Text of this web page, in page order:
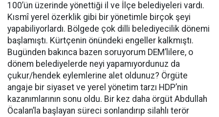
100’ün üzerinde yönettiği il ve İlçe belediyeleri vardı.
Kısmî yerel özerklik gibi bir yönetimle birçok şeyi
yapabiliyorlardı. Bölgede çok dilli belediyecilik dönemi
başlamıştı. Kürtçenin önündeki engeller kalkmıştı.
Bugünden bakınca bazen soruyorum DEM’lilere, o
dönem belediyelerde neyi yapamıyordunuz da
çukur/hendek eylemlerine alet oldunuz? Örgüte
angaje bir siyaset ve yerel yönetim tarzı HDP’nin
kazanımlarının sonu oldu. Bir kez daha örgüt Abdullah
Öcalan’la başlayan süreci sonlandırıp silahlı terör